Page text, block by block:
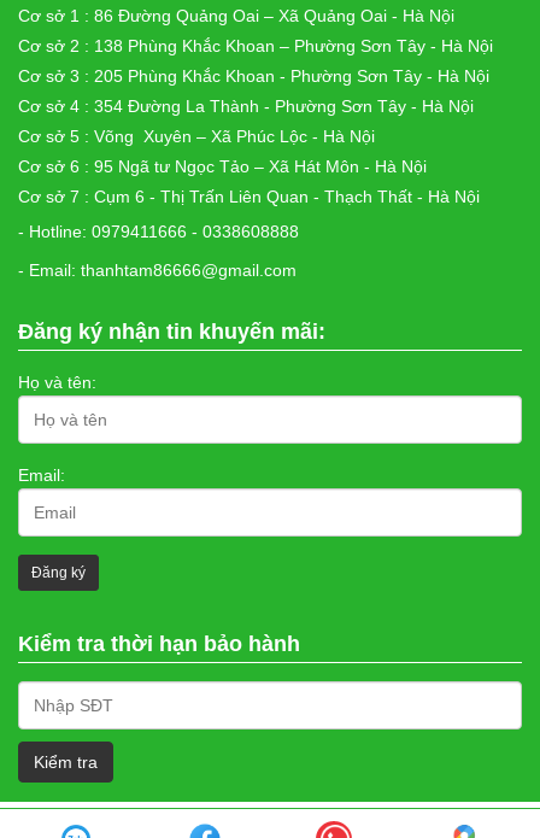
Cơ sở 1 : 86 Đường Quảng Oai – Xã Quảng Oai - Hà Nội
Cơ sở 2 : 138 Phùng Khắc Khoan – Phường Sơn Tây - Hà Nội
Cơ sở 3 : 205 Phùng Khắc Khoan - Phường Sơn Tây - Hà Nội
Cơ sở 4 : 354 Đường La Thành - Phường Sơn Tây - Hà Nội
Cơ sở 5 : Võng Xuyên – Xã Phúc Lộc - Hà Nội
Cơ sở 6 : 95 Ngã tư Ngọc Tảo – Xã Hát Môn - Hà Nội
Cơ sở 7 : Cụm 6 - Thị Trấn Liên Quan - Thạch Thất - Hà Nội
- Hotline: 0979411666 - 0338608888
- Email: thanhtam86666@gmail.com
Đăng ký nhận tin khuyến mãi:
Họ và tên:
Email:
Kiểm tra thời hạn bảo hành